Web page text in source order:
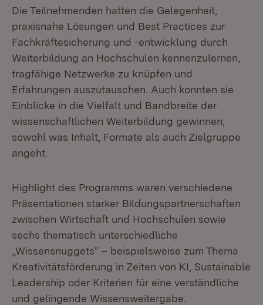
Die Teilnehmenden hatten die Gelegenheit,
praxisnahe Lösungen und Best Practices zur
Fachkräftesicherung und -entwicklung durch
Weiterbildung an Hochschulen kennenzulernen,
tragfähige Netzwerke zu knüpfen und
Erfahrungen auszutauschen. Auch konnten sie
Einblicke in die Vielfalt und Bandbreite der
wissenschaftlichen Weiterbildung gewinnen,
sowohl was Inhalt, Formate als auch Zielgruppe
angeht.
Highlight des Programms waren verschiedene
Präsentationen starker Bildungspartnerschaften
zwischen Wirtschaft und Hochschulen sowie
sechs thematisch unterschiedliche
„Wissensnuggets“ – beispielsweise zum Thema
Kreativitätsförderung in Zeiten von KI, Sustainable
Leadership oder Kriterien für eine verständliche
und gelingende Wissensweitergabe.